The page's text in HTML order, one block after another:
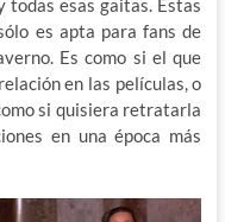
todas esas gaitas. Estas
es apta para fans de
Es como si el que
en las películas, o
si quisiera retratarla
en una época más